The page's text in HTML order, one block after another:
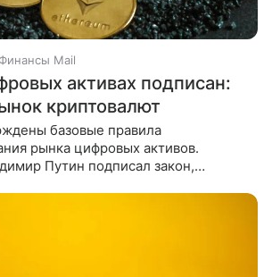
Финансы Mail
активах подписан:
криптовалют
базовые правила
рынка цифровых активов.
Путин подписал закон,